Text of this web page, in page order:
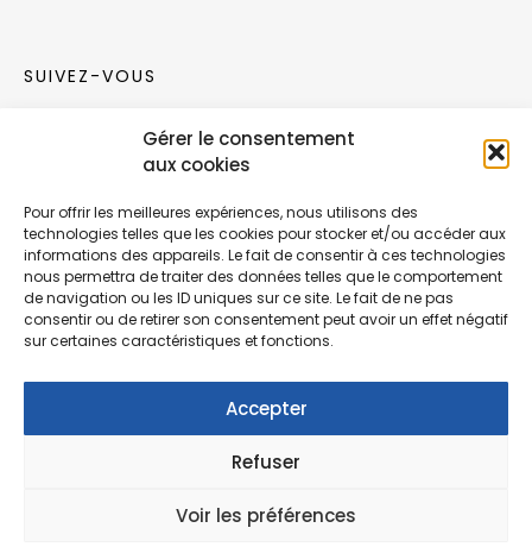
Gérer le consentement
aux cookies
Pour offrir les meilleures expériences, nous utilisons des
technologies telles que les cookies pour stocker et/ou accéder aux
informations des appareils. Le fait de consentir à ces technologies
nous permettra de traiter des données telles que le comportement
de navigation ou les ID uniques sur ce site. Le fait de ne pas
consentir ou de retirer son consentement peut avoir un effet négatif
sur certaines caractéristiques et fonctions.
Accepter
Refuser
Voir les préférences
SUIVEZ-VOUS
Rejoignez notre communauté sur les réseaux
Nouvelles collections, vie de l’équipe ou
inspirations : soyez informés de nos dernières
actualités.
© Copyright Fonction Meuble